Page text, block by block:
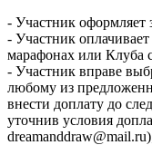
- Участник оформляет
- Участник
марафонах или Клуба
- Участник вправе
любому из
внести доплату до
уточнив условия